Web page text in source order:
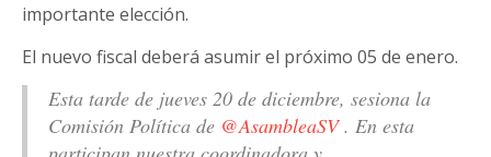
importante elección.
El nuevo fiscal deberá asumir el próximo 05 de enero.
Esta tarde de jueves 20 de diciembre, sesiona la
Comisión Política de @AsambleaSV. En esta